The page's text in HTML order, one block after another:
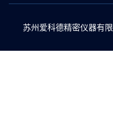
苏州爱科德精密仪器有